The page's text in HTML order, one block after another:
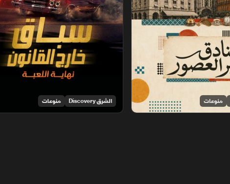
منوعات الشرق Discovery منوعات